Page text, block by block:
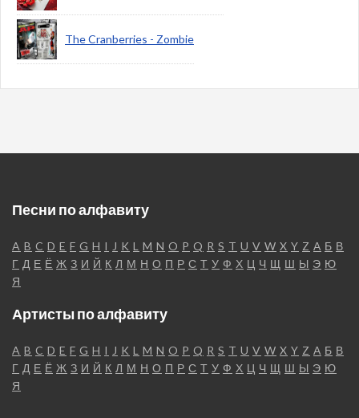
The Cranberries - Zombie
Песни по алфавиту
A B C D E F G H I J K L M N O P Q R S T U V W X Y Z А Б В
Г Д Е Ё Ж З И Й К Л М Н О П Р С Т У Ф Х Ц Ч Щ Ш Ы Э Ю
Я
Артисты по алфавиту
A B C D E F G H I J K L M N O P Q R S T U V W X Y Z А Б В
Г Д Е Ё Ж З И Й К Л М Н О П Р С Т У Ф Х Ц Ч Щ Ш Ы Э Ю
Я